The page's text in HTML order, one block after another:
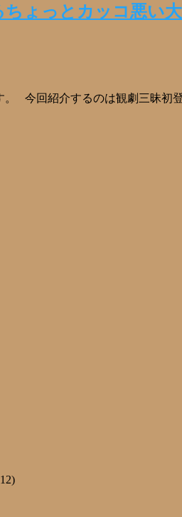
ょっとカッコ悪い
。 今回紹介するのは観劇三昧